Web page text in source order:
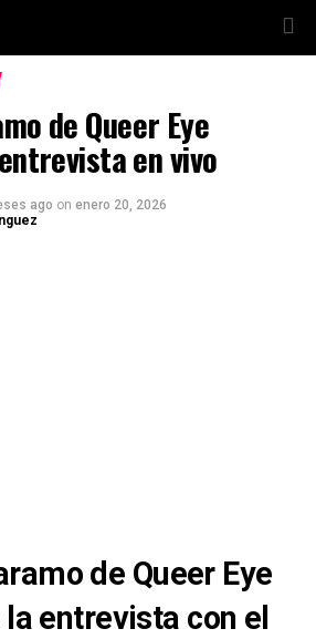
de Queer Eye
en vivo
ago on enero 20, 2026
de Queer Eye
entrevista con el